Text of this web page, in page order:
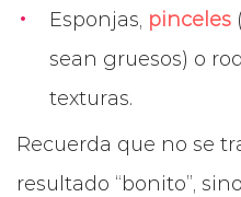
Esponjas, pinceles
sean gruesos) o
texturas.
Recuerda que no se
resultado “bonito”,